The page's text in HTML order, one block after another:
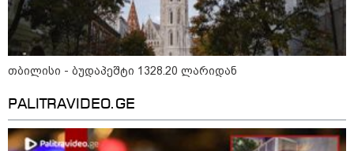
თბილისი - ბუდაპეშტი 1328.20 ლარიდან
PALITRAVIDEO.GE